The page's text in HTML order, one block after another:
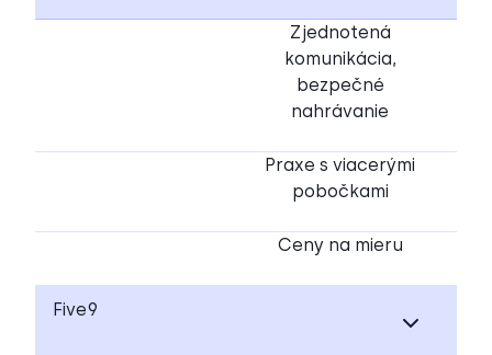
Zjednotená
komunikácia,
bezpečné
nahrávanie
Praxe s viacerými
pobočkami
Ceny na mieru
Five9